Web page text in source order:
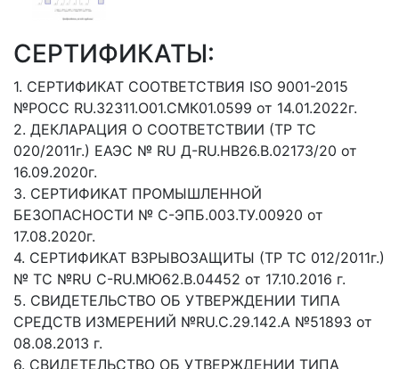
СЕРТИФИКАТЫ:
1. СЕРТИФИКАТ СООТВЕТСТВИЯ ISO 9001-2015
№РОСС RU.32311.О01.СМК01.0599 от 14.01.2022г.
2. ДЕКЛАРАЦИЯ О СООТВЕТСТВИИ (ТР ТС
020/2011г.) ЕАЭС № RU Д-RU.НВ26.В.02173/20 от
16.09.2020г.
3. СЕРТИФИКАТ ПРОМЫШЛЕННОЙ
БЕЗОПАСНОСТИ № С-ЭПБ.003.ТУ.00920 от
17.08.2020г.
4. СЕРТИФИКАТ ВЗРЫВОЗАЩИТЫ (ТР ТС 012/2011г.)
№ ТС №RU C-RU.МЮ62.В.04452 от 17.10.2016 г.
5. СВИДЕТЕЛЬСТВО ОБ УТВЕРЖДЕНИИ ТИПА
СРЕДСТВ ИЗМЕРЕНИЙ №RU.C.29.142.А №51893 от
08.08.2013 г.
6. СВИДЕТЕЛЬСТВО ОБ УТВЕРЖДЕНИИ ТИПА